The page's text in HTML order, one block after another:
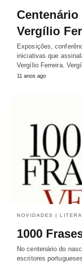
Vergílio
Exposições,
iniciativas que
Vergílio Ferreira.
11 anos ago
NOVIDADES |
1000
No centenário do
escritores